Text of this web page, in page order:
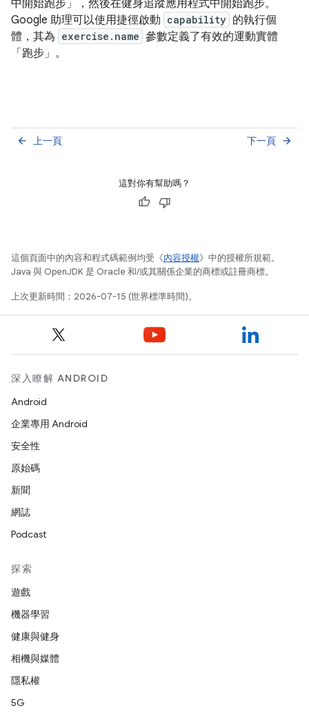
中開始跑步」
，然後在健身追蹤應用程式中開始跑步。
Google 助理可以使用捷徑啟動 capability 的執行個
體，其為 exercise.name 參數定義了有效的運動實體
「跑步」。
上一頁
arrow_back 下一頁 arrow_forward
這對你有幫助嗎？
這個頁面中的內容和程式碼範例均受《內容授權》中的授權所規範。
Java 與 OpenJDK 是 Oracle 和/或其關係企業的商標或註冊商標。
上次更新時間：2026-07-15 (世界標準時間)。
深入瞭解 ANDROID
Android
企業專用 Android
安全性
原始碼
新聞
網誌
Podcast
探索
遊戲
機器學習
健康與健身
相機與媒體
隱私權
5G